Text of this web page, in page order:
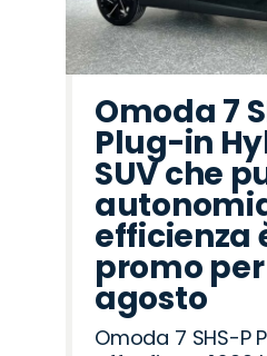
Omoda 7
Plug-in
SUV che
efficienza
promo
agosto
Omoda 7 SHS-P